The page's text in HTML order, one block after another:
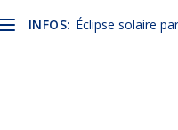
INFOS: Éclipse solaire